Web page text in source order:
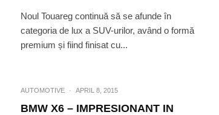
Noul Touareg continuă să se afunde în
categoria de lux a SUV-urilor, având o formă
premium și fiind finisat cu...
AUTOMOTIVE · APRIL 8, 2015
BMW X6 – IMPRESIONANT IN